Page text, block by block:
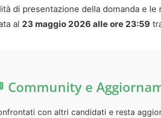
di presentazione della domanda e
al 23 maggio 2026 alle ore 23:59
Community e
con altri candidati e resta